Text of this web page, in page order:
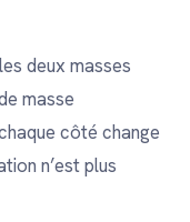
deux masses
masse
côté change
n’est plus